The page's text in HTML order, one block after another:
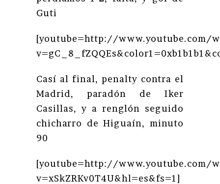
Guti
[youtube=http://www.youtube.com/
Casí al final, penalty contra el
Madrid, paradón de Iker
Casillas, y a renglón seguido
chicharro de Higuaín, minuto
90
[youtube=http://www.youtube.com/
v=xSkZRKv0T4U&hl=es&fs=1]